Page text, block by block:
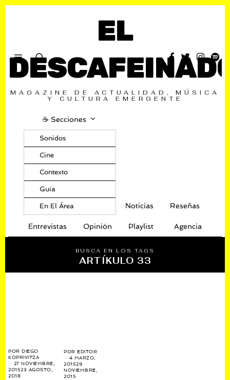
EL
MAGAZINE DE ACTUALIDAD, MÚSICA
Y CULTURA EMERGENTE
☕️ Secciones
Sonidos
Cine
Contexto
Guía
En El Área Noticias Reseñas
Entrevistas Opinión Playlist Agencia
BUSCA EN LOS TAGS
ARTÍKULO 33
PORDIEGO
KOPRIVITZA
27 NOVIEMBRE,
201523 AGOSTO,
2018
POREDITOR
4 MARZO,
201529
NOVIEMBRE,
2015